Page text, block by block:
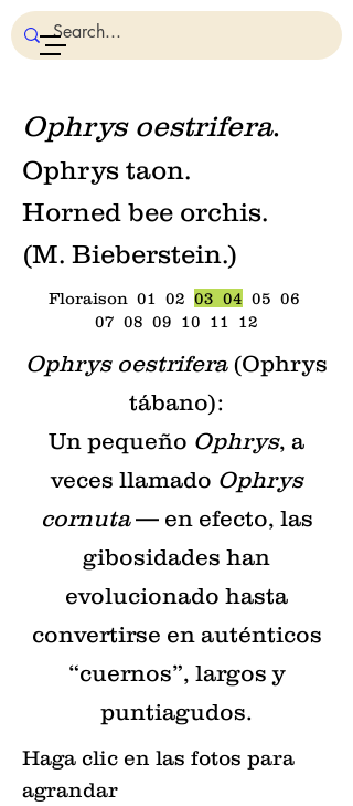
Ophrys oestrifera.
Ophrys taon.
Horned bee orchis.
(M. Bieberstein.)
Floraison 01 02 03 04 05 06
07 08 09 10 11 12
Ophrys oestrifera(Ophrys
tábano):
Un pequeño Ophrys, a
veces llamado Ophrys
cornuta— en efecto, las
gibosidades han
evolucionado hasta
convertirse en auténticos
“cuernos”, largos y
puntiagudos.
Haga clic en las fotos para
agrandar